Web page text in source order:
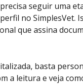
seguir uma
no SimplesVet.
que assina
basta
a leitura e veja